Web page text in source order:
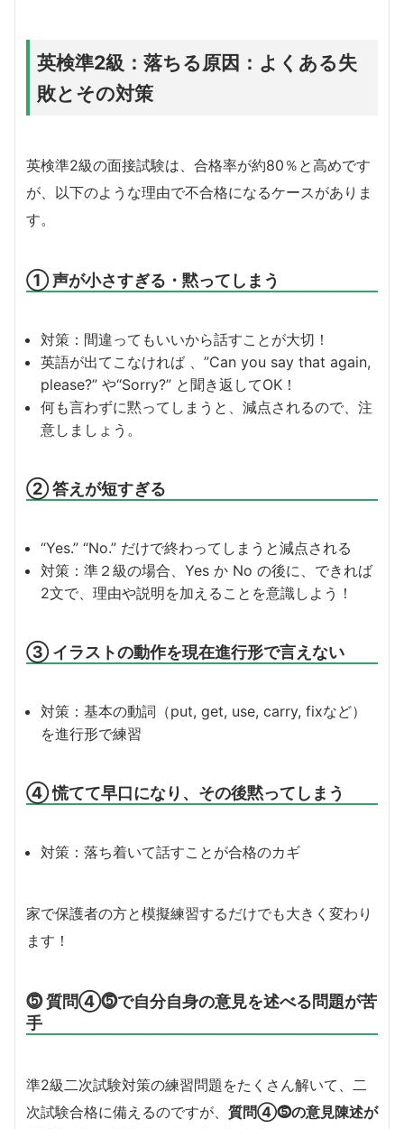
英検準2級：落ちる原因：よくある失
敗とその対策
英検準2級の面接試験は、合格率が約80％と高めです
が、以下のような理由で不合格になるケースがありま
す。
① 声が小さすぎる・黙ってしまう
対策：間違ってもいいから話すことが大切！
英語が出てこなければ 、”Can you say that again,
please?” や“Sorry?” と聞き返してOK！
何も言わずに黙ってしまうと、減点されるので、注
意しましょう。
② 答えが短すぎる
“Yes.” “No.” だけで終わってしまうと減点される
対策：準２級の場合、Yes か No の後に、できれば
2文で、理由や説明を加えることを意識しよう！
③ イラストの動作を現在進行形で言えない
対策：基本の動詞（put, get, use, carry, fixなど）
を進行形で練習
④ 慌てて早口になり、その後黙ってしまう
対策：落ち着いて話すことが合格のカギ
家で保護者の方と模擬練習するだけでも大きく変わり
ます！
⓹ 質問④⓹で自分自身の意見を述べる問題が苦
手
準2級二次試験対策の練習問題をたくさん解いて、二
次試験合格に備えるのですが、 質問④⓹の意見陳述が